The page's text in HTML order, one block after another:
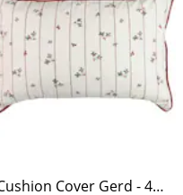
Cushion Cover Gerd - 40 x 60, White/Red